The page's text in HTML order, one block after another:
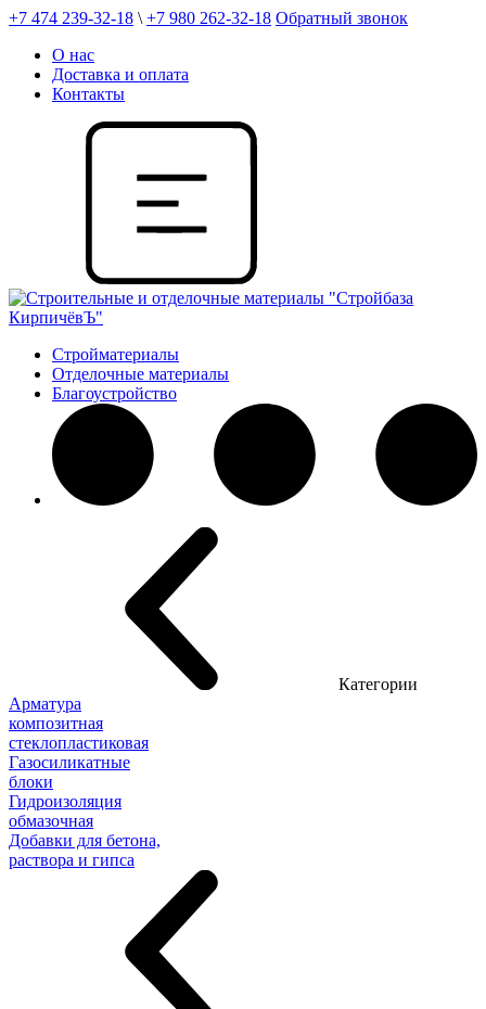
+7 474 239-32-18 \ +7 980 262-32-18 Обратный звонок
О нас
Доставка и оплата
Контакты
Стройматериалы
Отделочные материалы
Благоустройство
Категории
Арматура
композитная
стеклопластиковая
Газосиликатные
блоки
Гидроизоляция
обмазочная
Добавки для бетона,
раствора и гипса